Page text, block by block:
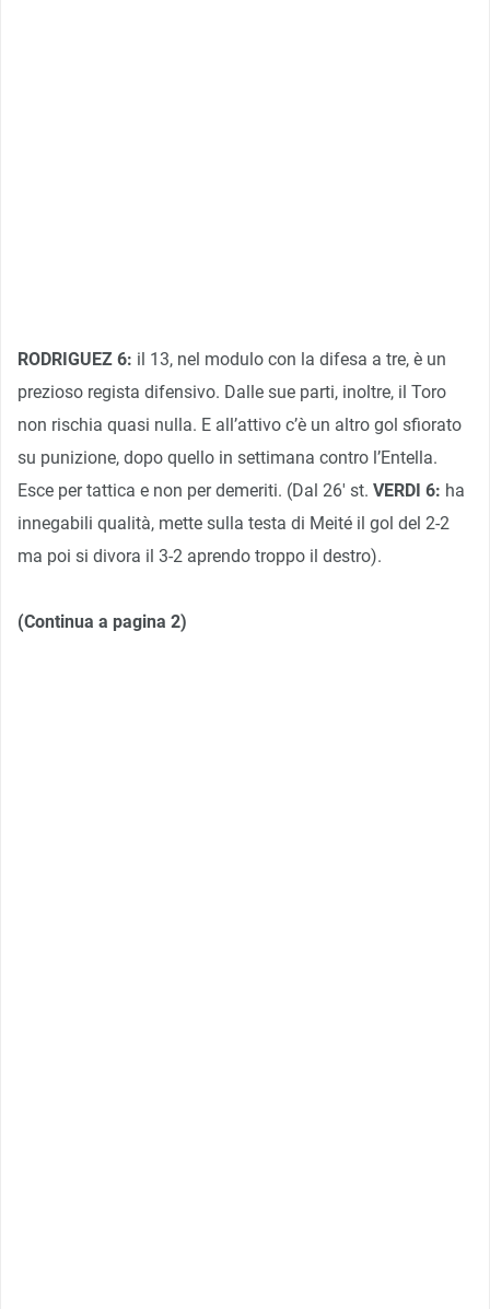
RODRIGUEZ 6: il 13, nel modulo con la difesa a tre, è un
prezioso regista difensivo. Dalle sue parti, inoltre, il Toro
non rischia quasi nulla. E all’attivo c’è un altro gol sfiorato
su punizione, dopo quello in settimana contro l’Entella.
Esce per tattica e non per demeriti. (Dal 26′ st. VERDI 6: ha
innegabili qualità, mette sulla testa di Meité il gol del 2-2
ma poi si divora il 3-2 aprendo troppo il destro).
(Continua a pagina 2)